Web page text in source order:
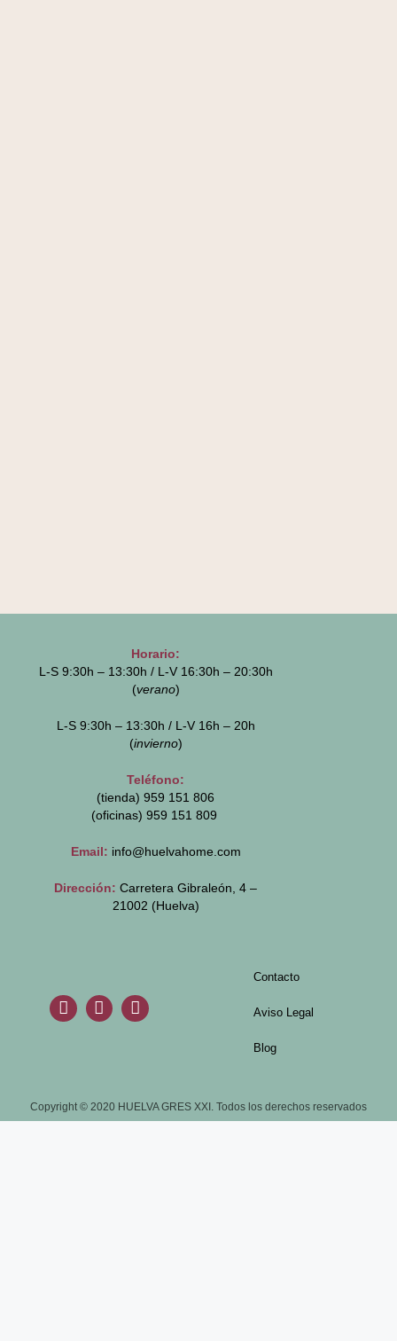
Horario:
L-S 9:30h – 13:30h / L-V 16:30h – 20:30h
(verano)
L-S 9:30h – 13:30h / L-V 16h – 20h
(invierno)
Teléfono:
(tienda) 959 151 806
(oficinas) 959 151 809
Email: info@huelvahome.com
Dirección: Carretera Gibraleón, 4 –
21002 (Huelva)
Contacto
Aviso Legal
Blog
Copyright © 2020 HUELVA GRES XXI. Todos los derechos reservados